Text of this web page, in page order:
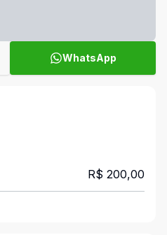
WhatsApp
R$ 200,00